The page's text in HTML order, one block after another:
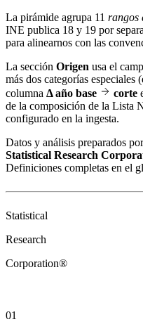
La pirámide agrupa 11 rangos
INE publica 18 y 19 por
para alinearnos con las
La sección Origen usa el
más dos categorías
columna Δ año base corte
de la composición de la Lista
configurado en la ingesta.
Datos y análisis preparados
Statistical Research
Definiciones completas en el
Statistical
Research
Corporation®
01